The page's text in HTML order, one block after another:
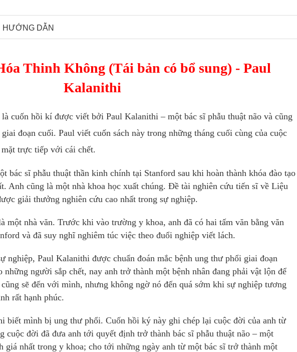
HƯỚNG DẪN
Thinh Không (Tái bản có bổ sung) - Paul
Kalanithi
cuốn hồi kí được viết bởi Paul Kalanithi – một bác sĩ phẫu thuật não và cũng
đoạn cuối. Paul viết cuốn sách này trong những tháng cuối cùng của cuộc
trực tiếp với cái chết.
bác sĩ phẫu thuật thần kinh chính tại Stanford sau khi hoàn thành khóa đào tạo
Anh cũng là một nhà khoa học xuất chúng. Đề tài nghiên cứu tiến sĩ về Liệu
giải thưởng nghiên cứu cao nhất trong sự nghiệp.
một nhà văn. Trước khi vào trường y khoa, anh đã có hai tấm văn bằng văn
và đã suy nghĩ nghiêm túc việc theo đuổi nghiệp viết lách.
nghiệp, Paul Kalanithi được chuẩn đoán mắc bệnh ung thư phổi giai đoạn
người sắp chết, nay anh trở thành một bệnh nhân đang phải vật lộn để
sẽ đến với mình, nhưng không ngờ nó đến quá sớm khi sự nghiệp tương
rất hạnh phúc.
biết mình bị ung thư phổi. Cuốn hồi ký này ghi chép lại cuộc đời của anh từ
đời đã đưa anh tới quyết định trở thành bác sĩ phẫu thuật não – một
giá nhất trong y khoa; cho tới những ngày anh từ một bác sĩ trở thành một